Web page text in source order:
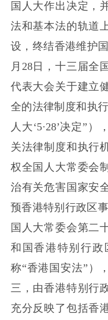
国人大作出决定，
法和基本法的轨道
设，终结香港维护
月28日，十三届全
代表大会关于建立
全的法律制度和执
人大‘5·28’决定”
关法律制度和执行
权全国人大常委会
治有关危害国家安
预香港特别行政区
国人大常委会第二
和国香港特别行政
称“香港国安法”）
三，由香港特别行
充分反映了包括香